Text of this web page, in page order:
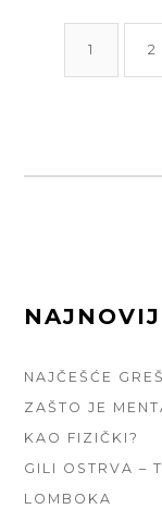
PAGE
1 2
FOOTER
NAJČEŠĆE
ZAŠTO JE
KAO FIZIČKI?
GILI OSTRVA –
LOMBOKA